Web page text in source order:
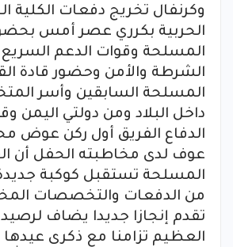
وكرنفال تخريج دفعات الكلية
الحربية بكرري عصر أمس
المسلحة وقوات الدعم
الشرطة والأمن وحضور قادة
المسلحة السابقين وأسر
داخل البلاد ومن دولتي اليمن
الدفاع الفريق أول ركن عوض
عوف لدى مخاطبته الحفل أن
المسلحة تستقبل كوكبة
من الدفعات والتخصصات
تقدم إنجازا جديدا يضاف
العظيم تزامنا مع ذكرى عيدها